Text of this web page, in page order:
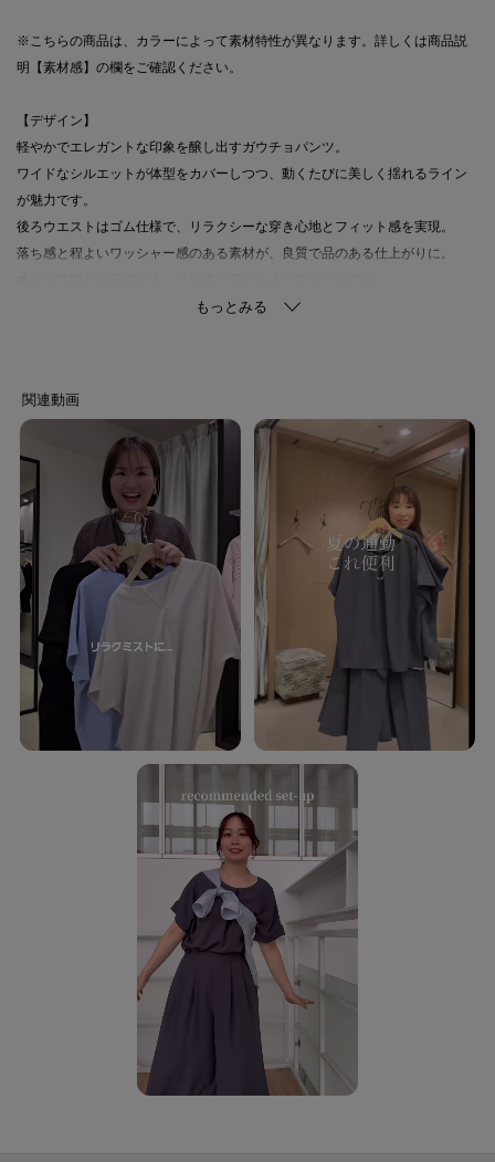
※こちらの商品は、カラーによって素材特性が異なります。詳しくは商品説
明【素材感】の欄をご確認ください。
【デザイン】
軽やかでエレガントな印象を醸し出すガウチョパンツ。
ワイドなシルエットが体型をカバーしつつ、動くたびに美しく揺れるライン
が魅力です。
後ろウエストはゴム仕様で、リラクシーな穿き心地とフィット感を実現。
落ち感と程よいワッシャー感のある素材が、良質で品のある仕上がりに。
【素材感】ホワイト（003） チャコールグレー（014） ブラウン（043／
643） ベージュ（052） ネイビー（094）
清涼感を身にまとうキレイめな素材。
特殊な撚糸をして織り上げ、シワ感を施しています。
心地の良い素材感、またクセになるストレッチ感を持ち合せ、快適な着心地
に仕上げています。
接触冷感、イージーケア、UVカット、遮熱、はっ水（水をはじきやすい）機
能付き。
【素材感】ブラック（719）ブラック（919） ライトピンク（770） サックス
ブルー（790）
伸縮性と特殊加工によるシワ感が特徴の素材です。
軽量でさらっとした着心地感もポイント。
接触冷感、イージーケア、UVカット、遮熱、吸水速乾機能付き。
同素材のブラウス（商品番号：153－85512、153－85513）とのセットアッ